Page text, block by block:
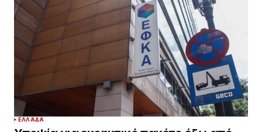
ΕΛΛΆΔΑ